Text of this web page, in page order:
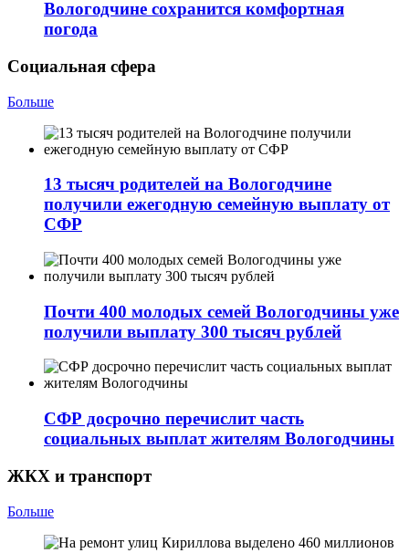
Вологодчине сохранится комфортная
погода
Социальная сфера
Больше
13 тысяч родителей на Вологодчине
получили ежегодную семейную выплату от
СФР
Почти 400 молодых семей Вологодчины уже
получили выплату 300 тысяч рублей
СФР досрочно перечислит часть
социальных выплат жителям Вологодчины
ЖКХ и транспорт
Больше